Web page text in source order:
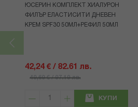
ЮСЕРИН КОМПЛЕКТ ХИАЛУРОН
ФИЛЪР ЕЛАСТИСИТИ ДНЕВЕН
КРЕМ SPF30 50МЛ+РЕФИЛ 50МЛ
42,24 € / 82.61 лв.
49,69 € / 97.19 лв.
КУПИ